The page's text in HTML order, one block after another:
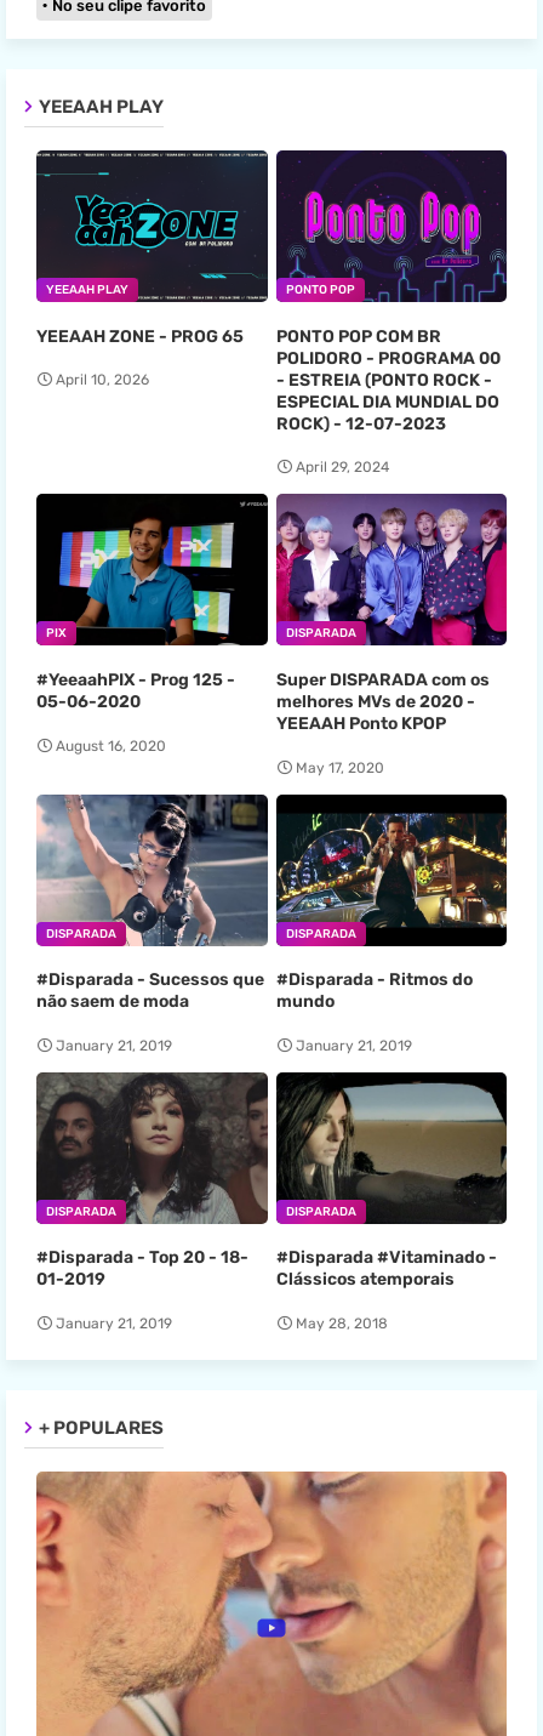
No seu clipe favorito
YEEAAH PLAY
YEEAAH PLAY
YEEAAH ZONE - PROG 65
April 10, 2026
PONTO POP
PONTO POP COM BR
POLIDORO - PROGRAMA 00
- ESTREIA (PONTO ROCK -
ESPECIAL DIA MUNDIAL DO
ROCK) - 12-07-2023
April 29, 2024
PIX
#YeeaahPIX - Prog 125 -
05-06-2020
August 16, 2020
DISPARADA
Super DISPARADA com os
melhores MVs de 2020 -
YEEAAH Ponto KPOP
May 17, 2020
DISPARADA
#Disparada - Sucessos que
não saem de moda
January 21, 2019
DISPARADA
#Disparada - Ritmos do
mundo
January 21, 2019
DISPARADA
#Disparada - Top 20 - 18-
01-2019
January 21, 2019
DISPARADA
#Disparada #Vitaminado -
Clássicos atemporais
May 28, 2018
+ POPULARES